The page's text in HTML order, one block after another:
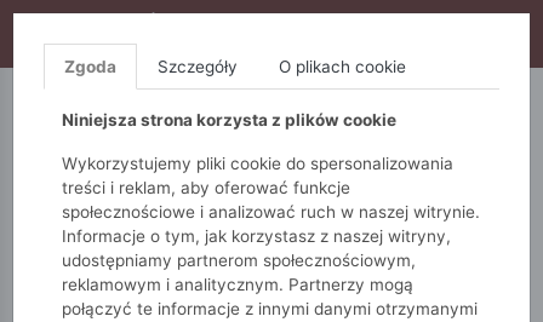
S10), DODATKOWE 15% ZA 3SZT (KOD: S15)
5.10.15. QUIOSQUE
Zgoda Szczegóły O plikach cookie
Niniejsza strona korzysta z plików cookie
Wykorzystujemy pliki cookie do spersonalizowania
treści i reklam, aby oferować funkcje
społecznościowe i analizować ruch w naszej witrynie.
Informacje o tym, jak korzystasz z naszej witryny,
udostępniamy partnerom społecznościowym,
reklamowym i analitycznym. Partnerzy mogą
połączyć te informacje z innymi danymi otrzymanymi